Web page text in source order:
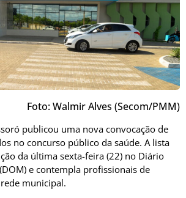
Foto: Walmir Alves (Secom/PMM)
publicou uma nova convocação de
no concurso público da saúde. A lista
da última sexta-feira (22) no Diário
e contempla profissionais de
municipal.